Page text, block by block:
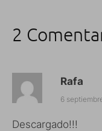
2
Rafa
6
Descargado!!!